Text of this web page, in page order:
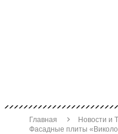
Главная
Новости и
Фасадные плиты